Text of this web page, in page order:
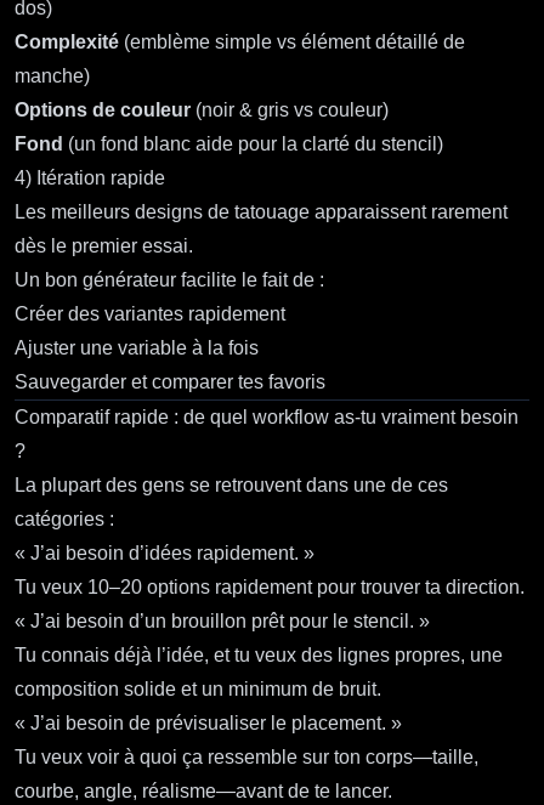
dos)
Complexité (emblème simple vs élément détaillé de
manche)
Options de couleur (noir & gris vs couleur)
Fond (un fond blanc aide pour la clarté du stencil)
4) Itération rapide
Les meilleurs designs de tatouage apparaissent rarement
dès le premier essai.
Un bon générateur facilite le fait de :
Créer des variantes rapidement
Ajuster une variable à la fois
Sauvegarder et comparer tes favoris
Comparatif rapide : de quel workflow as‑tu vraiment besoin
?
La plupart des gens se retrouvent dans une de ces
catégories :
« J’ai besoin d’idées rapidement. »
Tu veux 10–20 options rapidement pour trouver ta direction.
« J’ai besoin d’un brouillon prêt pour le stencil. »
Tu connais déjà l’idée, et tu veux des lignes propres, une
composition solide et un minimum de bruit.
« J’ai besoin de prévisualiser le placement. »
Tu veux voir à quoi ça ressemble sur ton corps—taille,
courbe, angle, réalisme—avant de te lancer.